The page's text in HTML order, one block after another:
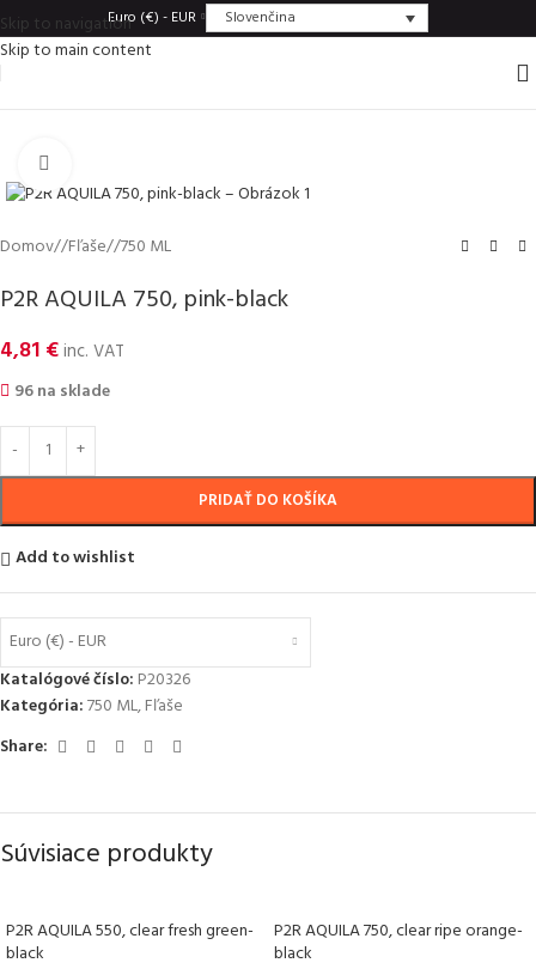
Skip to navigation
Skip to main content
Euro (€) - EUR Slovenčina
Domov/ Fľaše/ 750 ML
P2R AQUILA 750, pink-black
4,81 €inc. VAT
96 na sklade
PRIDAŤ DO KOŠÍKA
Add to wishlist
Euro (€) - EUR
Katalógové číslo: P20326
Kategória:750 ML,Fľaše
Share:
Súvisiace produkty
P2R AQUILA 550, clear fresh green-
black
P2R AQUILA 750, clear ripe orange-
black